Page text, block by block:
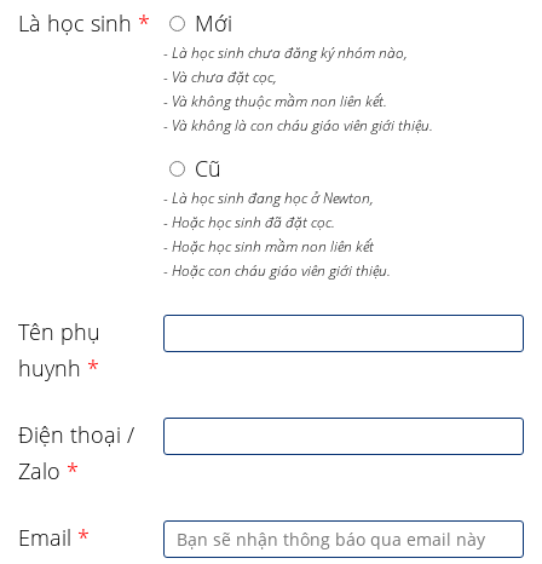
Là học sinh * Mới
- Là học sinh chưa đăng ký nhóm nào,
- Và chưa đặt cọc,
- Và không thuộc mầm non liên kết.
- Và không là con cháu giáo viên giới thiệu.
Cũ
- Là học sinh đang học ở Newton,
- Hoặc học sinh đã đặt cọc.
- Hoặc học sinh mầm non liên kết
- Hoặc con cháu giáo viên giới thiệu.
Tên phụ
huynh *
Điện thoại /
Zalo *
Email *